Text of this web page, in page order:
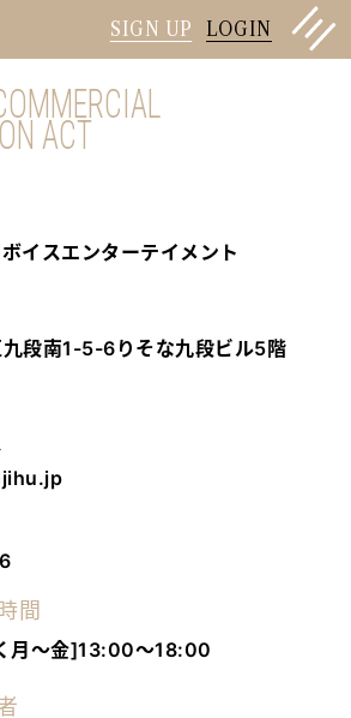
SIGN UP LOGIN
ACT
イスエンターテイメント
段南1-5-6りそな九段ビル5階
間
月～金]13:00～18:00